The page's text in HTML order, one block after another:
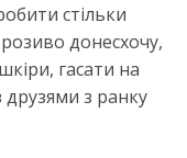
стільки
донесхочу,
гасати на
друзями з ранку